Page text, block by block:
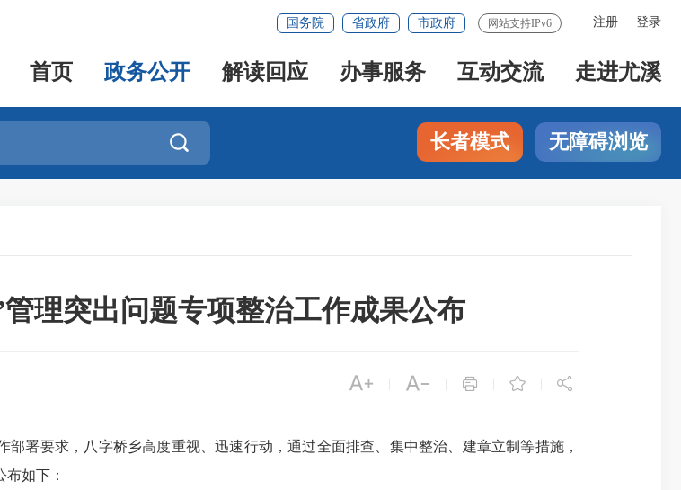
注册 登录
国务院 省政府 市政府 网站支持IPv6
首页 政务公开 解读回应 办事服务 互动交流 走进尤溪
 长者模式 无障碍浏览
理突出问题专项整治工作成果公布
    
要求，八字桥乡高度重视、迅速行动，通过全面排查、集中整治、建章立制等措施，
布如下：